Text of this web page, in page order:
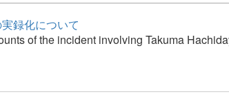
録化について
of the incident involving Takuma